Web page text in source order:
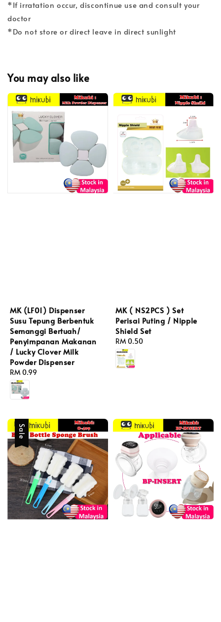
*If irratation occur, discontinue use and consult your
doctor
*Do not store or direct leave in direct sunlight
You may also like
MK (LF01) Dispenser
Susu Tepung Berbentuk
Semanggi Bertuah/
Penyimpanan Makanan
/ Lucky Clover Milk
Powder Dispenser
Regular
price
RM 0.99
MK ( NS2PCS ) Set
Perisai Puting / Nipple
Shield Set
Regular
price
RM 0.50
Sale